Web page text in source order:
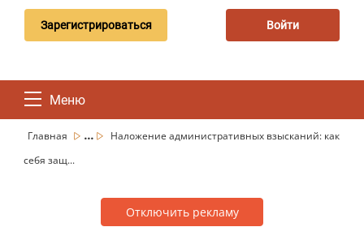
Зарегистрироваться Войти
Меню
Главная ...
Наложение административных взысканий: как
себя защ...
Отключить рекламу